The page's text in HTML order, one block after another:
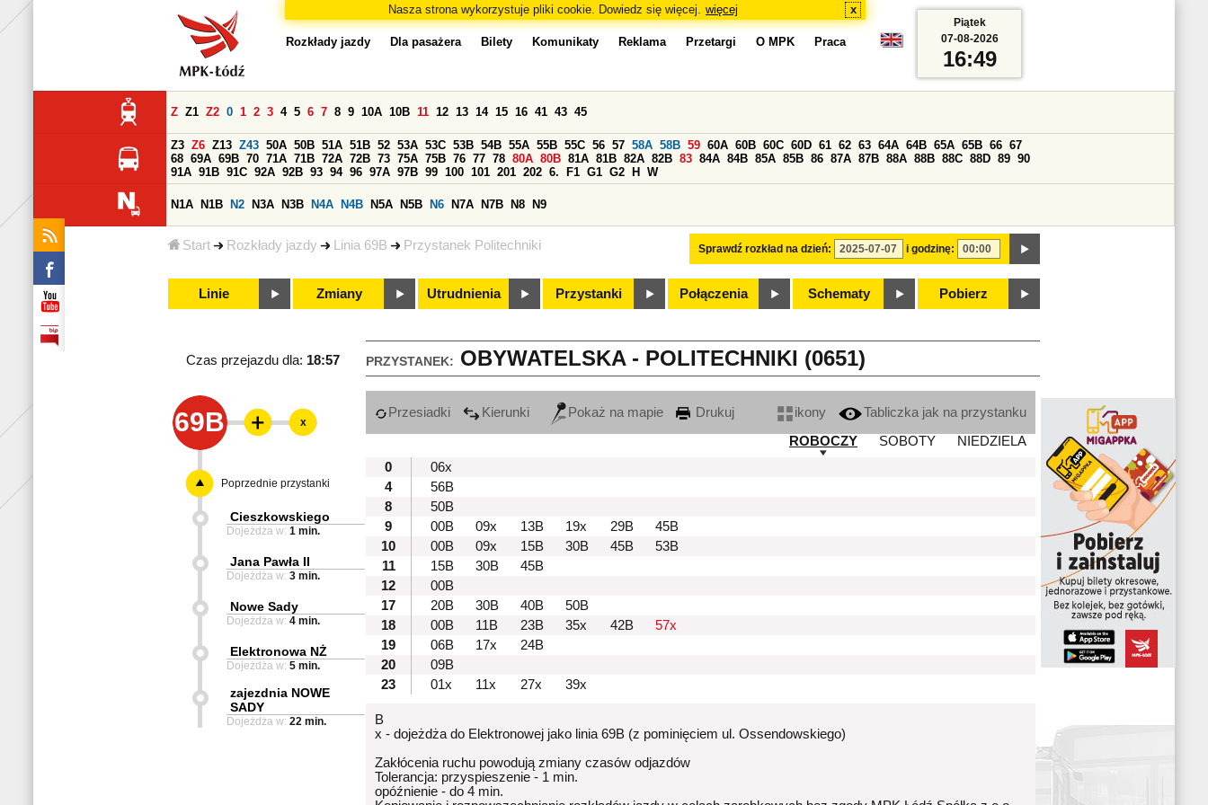
Nasza strona wykorzystuje pliki cookie. Dowiedz się więcej. więcej x
Start Rozkłady jazdy Linia 69B Przystanek Politechniki
Rozkłady jazdy Dla pasażera Bilety Komunikaty Reklama Przetargi O MPK Praca
Sprawdź rozkład na dzień: i godzinę:
Z Z1 Z2 0 1 2 3 4 5 6 7 8 9 10A 10B 11 12 13 14 15 16 41 43 45
Z3 Z6 Z13 Z43 50A 50B 51A 51B 52 53A 53C 53B 54B 55A 55B 55C 56 57 58A 58B 59 60A 60B 60C 60D 61 62 63 64A 64B 65A 65B 66 67
68 69A 69B 70 71A 71B 72A 72B 73 75A 75B 76 77 78 80A 80B 81A 81B 82A 82B 83 84A 84B 85A 85B 86 87A 87B 88A 88B 88C 88D 89 90
91A 91B 91C 92A 92B 93 94 96 97A 97B 99 100 101 201 202 6. F1 G1 G2 H W
N1A N1B N2 N3A N3B N4A N4B N5A N5B N6 N7A N7B N8 N9
Linie Zmiany Utrudnienia Przystanki Połączenia Schematy Pobierz
Piątek
07-08-2026
16:49
PRZYSTANEK: OBYWATELSKA - POLITECHNIKI (0651)
Czas przejazdu dla: 18:57
69B Przesiadki Kierunki Pokaż na mapie Drukuj ikony
Tabliczka jak na przystanku
ROBOCZY
SOBOTY
NIEDZIELA
0
06x
4
56B
8
50B
9
00B 09x 13B 19x 29B
45B
10
00B 09x 15B 30B 45B
53B
11
15B 30B
45B
12
00B
17
20B 30B 40B
50B
18
00B 11B 23B 35x 42B
57x
19
06B 17x
24B
20
09B
23
01x 11x 27x 39x
B
x - dojeżdża do Elektronowej jako linia 69B (z pominięciem ul. Ossendowskiego)
Zakłócenia ruchu powodują zmiany czasów odjazdów
Tolerancja: przyspieszenie - 1 min.
opóźnienie - do 4 min.
x
Poprzednie przystanki
Cieszkowskiego
Dojeżdża w: 1 min.
Jana Pawła II
Dojeżdża w: 3 min.
Nowe Sady
Dojeżdża w: 4 min.
Elektronowa NŻ
Dojeżdża w: 5 min.
zajezdnia NOWE
SADY
Dojeżdża w: 22 min.